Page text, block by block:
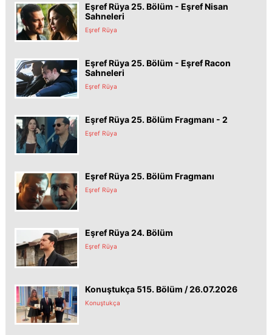
Eşref Rüya 25. Bölüm - Eşref Nisan
Sahneleri
Eşref Rüya
Eşref Rüya 25. Bölüm - Eşref Racon
Sahneleri
Eşref Rüya
Eşref Rüya 25. Bölüm Fragmanı - 2
Eşref Rüya
Eşref Rüya 25. Bölüm Fragmanı
Eşref Rüya
Eşref Rüya 24. Bölüm
Eşref Rüya
Konuştukça 515. Bölüm / 26.07.2026
Konuştukça